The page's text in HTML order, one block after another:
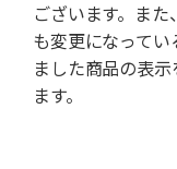
ございます。ま
も変更になってい
ました商品の表
ます。